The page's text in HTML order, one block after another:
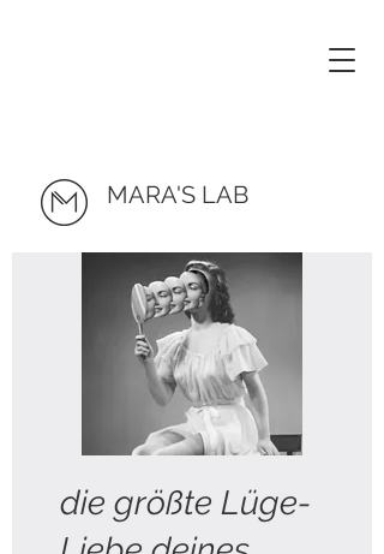
MARA'S LAB
die größte Lüge-